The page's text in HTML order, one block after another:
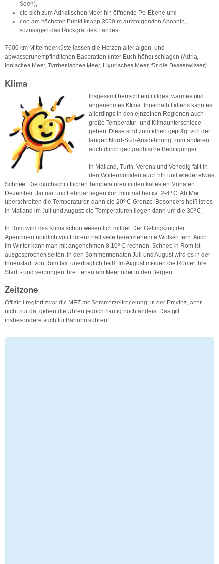
Seen),
die sich zum Adriatischen Meer hin öffnende Po-Ebene und
den am höchsten Punkt knapp 3000 m aufsteigenden Apennin,
sozusagen das Rückgrat des Landes.
7600 km Mittelmeerküste lassen die Herzen aller algen- und
abwasserunempfindlichen Baderatten unter Euch höher schlagen (Adria,
Ionisches Meer, Tyrrhenisches Meer, Ligurisches Meer, für die Besserwisser).
Klima
Insgesamt herrscht ein mildes, warmes und
angenehmes Klima. Innerhalb Italiens kann es
allerdings in den einzelnen Regionen auch
große Temperatur- und Klimaunterschiede
geben. Diese sind zum einen geprägt von der
langen Nord-Süd-Ausdehnung, zum anderen
auch durch geographische Bedingungen.
In Mailand, Turin, Verona und Venedig fällt in
den Wintermonaten auch hin und wieder etwas
Schnee. Die durchschnittlichen Temperaturen in den kältesten Monaten
Dezember, Januar und Februar liegen dort minimal bei ca. 2-4º C. Ab Mai
überschreiten die Temperaturen dann die 20º C-Grenze. Besonders heiß ist es
in Mailand im Juli und August: die Temperaturen liegen dann um die 30º C.
In Rom wird das Klima schon wesentlich milder. Der Gebirgszug der
Apenninen nördlich von Florenz hält viele heranziehende Wolken fern. Auch
im Winter kann man mit angenehmen 8-10º C rechnen. Schnee in Rom ist
ausgesprochen selten. In den Sommermonaten Juli und August wird es in der
Innenstadt von Rom fast unerträglich heiß. Im August meiden die Römer ihre
Stadt - und verbringen ihre Ferien am Meer oder in den Bergen.
Zeitzone
Offiziell regiert zwar die MEZ mit Sommerzeitregelung; in der Provinz, aber
nicht nur da, gehen die Uhren jedoch häufig noch anders. Das gilt
insbesondere auch für Bahnhofsuhren!